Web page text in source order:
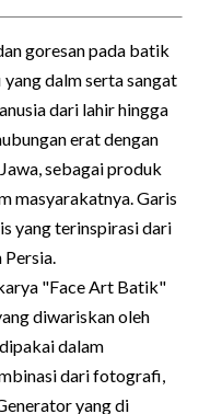
goresan pada batik
dalm serta sangat
dari lahir hingga
erat dengan
sebagai produk
masyarakatnya. Garis
yang terinspirasi dari
Persia.
"Face Art Batik"
diwariskan oleh
dalam
dari fotografi,
yang di